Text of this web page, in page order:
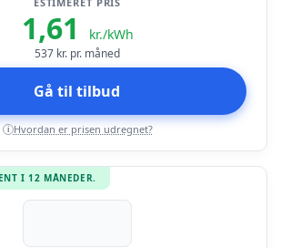
1,61 kr./kWh
537 kr. pr. måned
Gå til tilbud
i Hvordan er prisen udregnet?
I 12 MÅNEDER.